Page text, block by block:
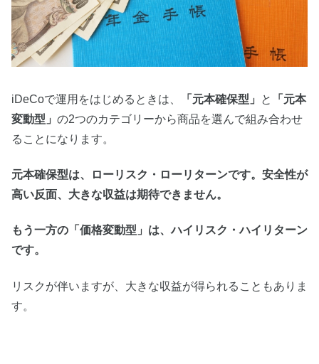
iDeCoで運用をはじめるときは、 「元本確保型」 と
「元本
変動型」 の2つのカテゴリーから商品を選んで組み合わせ
ることになります。
元本確保型は、ローリスク・ローリターンです。安全性が
高い反面、大きな収益は期待できません。
もう一方の「価格変動型」は、ハイリスク・ハイリターン
です。
リスクが伴いますが、大きな収益が得られることもありま
す。